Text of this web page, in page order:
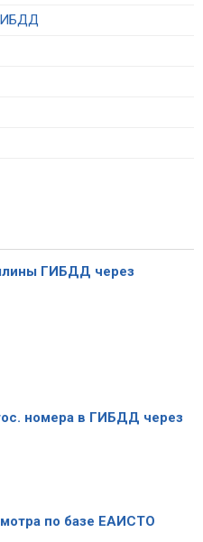
ГИБДД через
номера в ГИБДД через
по базе ЕАИСТО